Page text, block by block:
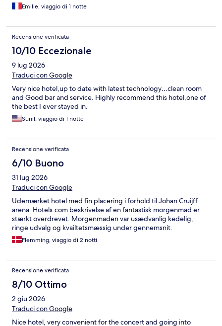
Emilie, viaggio di 1 notte
Recensione verificata
10/10 Eccezionale
9 lug 2026
Traduci con Google
Very nice hotel,up to date with latest technology…clean room
and Good bar and service. Highly recommend this hotel,one of
the best I ever stayed in.
Sunil, viaggio di 1 notte
Recensione verificata
6/10 Buono
31 lug 2026
Traduci con Google
Udemærket hotel med fin placering i forhold til Johan Cruijff
arena. Hotels.com beskrivelse af en fantastisk morgenmad er
stærkt overdrevet. Morgenmaden var usædvanlig kedelig,
ringe udvalg og kvailtetsmæssig under gennemsnit.
Flemming, viaggio di 2 notti
Recensione verificata
8/10 Ottimo
2 giu 2026
Traduci con Google
Nice hotel, very convenient for the concert and going into